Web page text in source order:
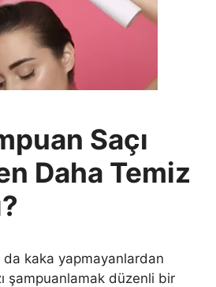
Saçı
Daha Temiz
da kaka yapmayanlardan
şampuanlamak düzenli bir